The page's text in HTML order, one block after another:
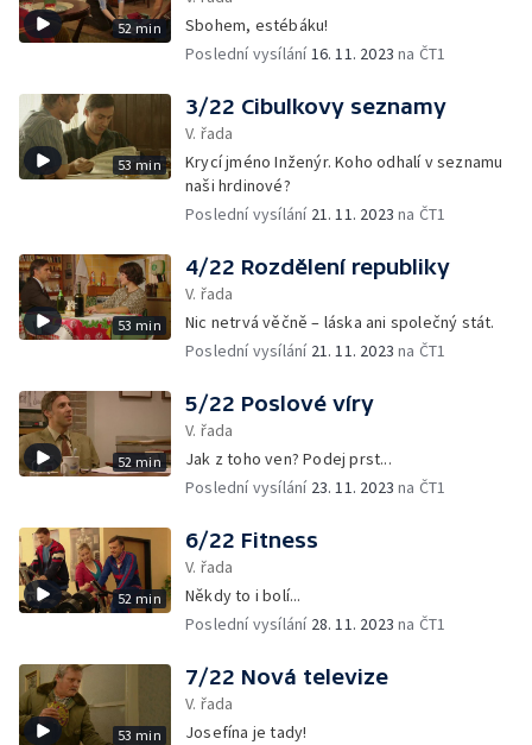
52 min
Sbohem, estébáku!
Poslední vysílání16. 11. 2023 na ČT1
53 min
3/22 Cibulkovy seznamy
V. řada
Krycí jméno Inženýr. Koho odhalí v seznamu
naši hrdinové?
Poslední vysílání 21. 11. 2023 na ČT1
53 min
4/22 Rozdělení republiky
V. řada
Nic netrvá věčně – láska ani společný stát.
Poslední vysílání 21. 11. 2023 na ČT1
52 min
5/22 Poslové víry
V. řada
Jak z toho ven? Podej prst...
Poslední vysílání 23. 11. 2023 na ČT1
52 min
6/22 Fitness
V. řada
Někdy to i bolí...
Poslední vysílání 28. 11. 2023 na ČT1
53 min
7/22 Nová televize
V. řada
Josefína je tady!